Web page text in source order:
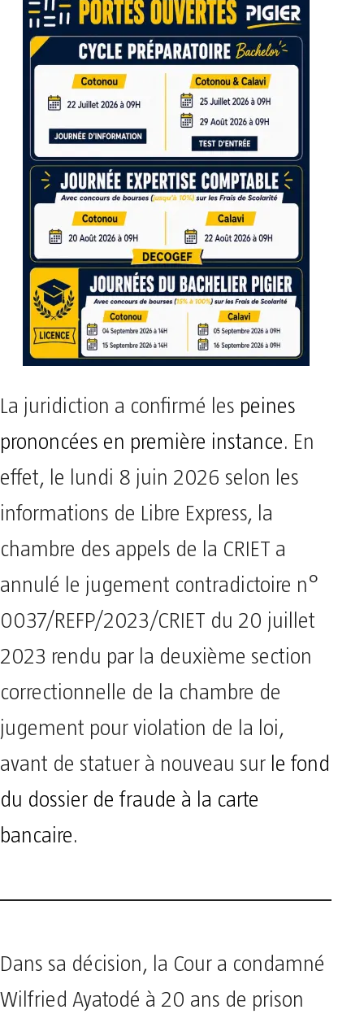
La juridiction a confirmé les peines
prononcées en première instance. En
effet, le lundi 8 juin 2026 selon les
informations de Libre Express, la
chambre des appels de la CRIET a
annulé le jugement contradictoire n°
0037/REFP/2023/CRIET du 20 juillet
2023 rendu par la deuxième section
correctionnelle de la chambre de
jugement pour violation de la loi,
avant de statuer à nouveau sur le fond
du dossier de fraude à la carte
bancaire.
Dans sa décision, la Cour a condamné
Wilfried Ayatodé à 20 ans de prison